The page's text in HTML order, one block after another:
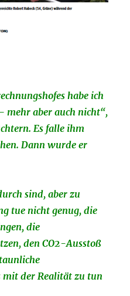
habe ich
mehr aber auch nicht“,
Es falle ihm
Dann wurde er
sind, aber zu
tue nicht genug, die
die
den CO2-Ausstoß
mit der Realität zu tun